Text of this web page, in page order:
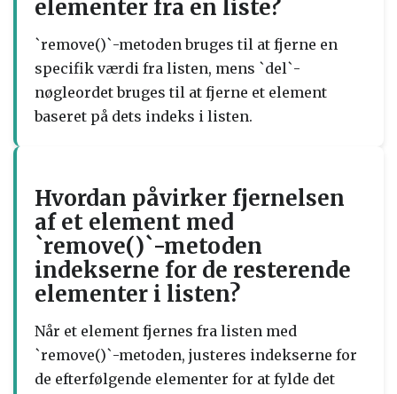
elementer fra en liste?
`remove()`-metoden bruges til at fjerne en
specifik værdi fra listen, mens `del`-
nøgleordet bruges til at fjerne et element
baseret på dets indeks i listen.
Hvordan påvirker fjernelsen
af et element med
`remove()`-metoden
indekserne for de resterende
elementer i listen?
Når et element fjernes fra listen med
`remove()`-metoden, justeres indekserne for
de efterfølgende elementer for at fylde det